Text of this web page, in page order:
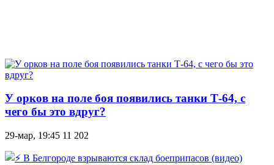
У орков на поле боя появились танки Т-64, с
чего бы это вдруг?
29-мар, 19:45 11 202